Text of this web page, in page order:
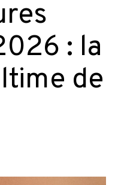
: la
de